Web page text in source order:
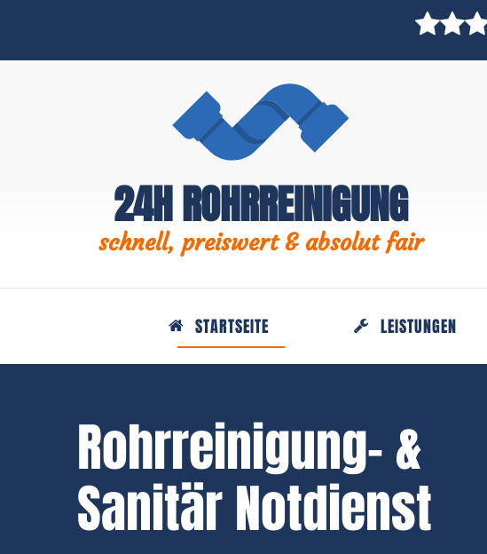
24H ROHRREINIGUNG
schnell, preiswert & absolut fair
STARTSEITE LEISTUNGEN
Rohrreinigung- &
Sanitär Notdienst